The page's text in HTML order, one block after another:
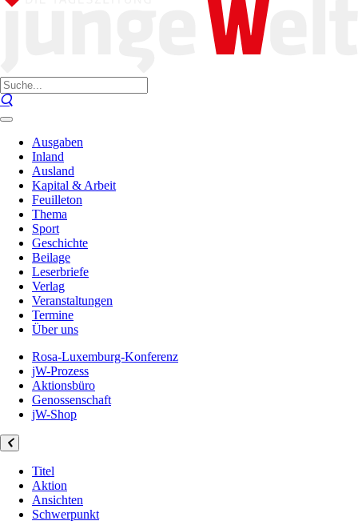
Ausgaben
Inland
Ausland
Kapital & Arbeit
Feuilleton
Thema
Sport
Geschichte
Beilage
Leserbriefe
Verlag
Veranstaltungen
Termine
Über uns
Rosa-Luxemburg-Konferenz
jW-Prozess
Aktionsbüro
Genossenschaft
jW-Shop
Titel
Aktion
Ansichten
Schwerpunkt